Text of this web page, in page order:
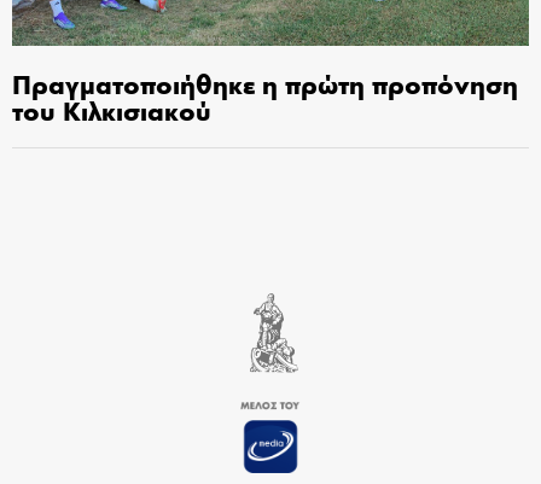
Πραγματοποιήθηκε η πρώτη προπόνηση
του Κιλκισιακού